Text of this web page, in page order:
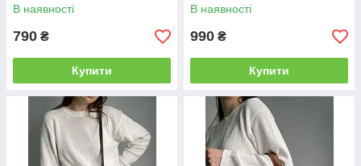
В наявності
790 ₴
Купити
В наявності
990 ₴
Купити